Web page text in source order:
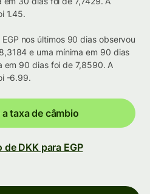
1.45.
nos últimos 90 dias observou
e uma mínima em 90 dias
em 90 dias foi de 7,8590. A
-6.99.
taxa de câmbio
DKK para EGP